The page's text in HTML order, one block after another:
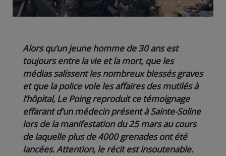
Alors qu’un jeune homme de 30 ans est
toujours entre la vie et la mort, que les
médias salissent les nombreux blessés graves
et que la police vole les affaires des mutilés à
l’hôpital, Le Poing reproduit ce témoignage
effarant d’un médecin présent à Sainte-Soline
lors de la manifestation du 25 mars au cours
de laquelle plus de 4000 grenades ont été
lancées. Attention, le récit est insoutenable.